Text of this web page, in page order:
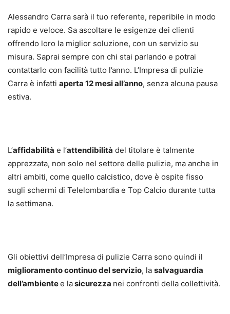
Alessandro Carra sarà il tuo referente, reperibile in modo
rapido e veloce. Sa ascoltare le esigenze dei clienti
offrendo loro la miglior soluzione, con un servizio su
misura. Saprai sempre con chi stai parlando e potrai
contattarlo con facilità tutto l’anno. L’Impresa di pulizie
Carra è infatti aperta 12 mesi all’anno, senza alcuna pausa
estiva.
L’affidabilità e l’attendibilità del titolare è talmente
apprezzata, non solo nel settore delle pulizie, ma anche in
altri ambiti, come quello calcistico, dove è ospite fisso
sugli schermi di Telelombardia e Top Calcio durante tutta
la settimana.
Gli obiettivi dell’Impresa di pulizie Carra sono quindi il
miglioramento continuo del servizio, la salvaguardia
dell’ambientee lasicurezza nei confronti della collettività.